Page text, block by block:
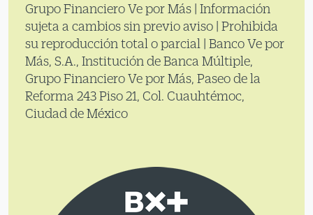
Grupo Financiero Ve por Más | Información
sujeta a cambios sin previo aviso | Prohibida
su reproducción total o parcial | Banco Ve por
Más, S.A., Institución de Banca Múltiple,
Grupo Financiero Ve por Más, Paseo de la
Reforma 243 Piso 21, Col. Cuauhtémoc,
Ciudad de México